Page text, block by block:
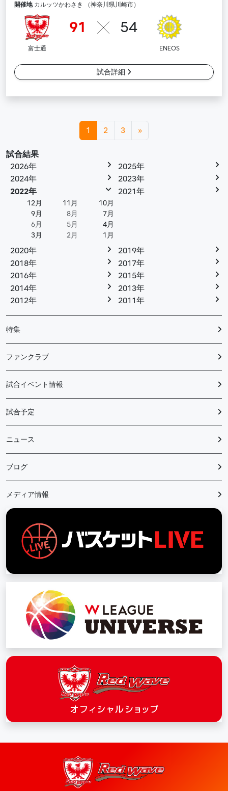
開催地カルッツかわさき （神奈川県川崎市）
91 54
富士通 ENEOS
試合詳細
投稿ナビゲーション
1 2 3 »
試合結果
2026年
2025年
2024年
2023年
2022年
12月 11月
10月
9月
8月
7月
6月
5月
4月
3月
2月 1月
2021年
2020年
2019年
2018年
2017年
2016年
2015年
2014年
2013年
2012年
2011年
特集
ファンクラブ
試合イベント情報
試合予定
ニュース
ブログ
メディア情報